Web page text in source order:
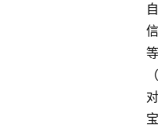
自
信
等
（
对
宝